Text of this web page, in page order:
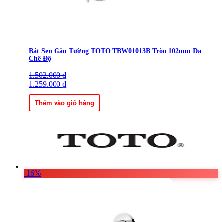
Bát Sen Gắn Tường TOTO TBW01013B Tròn 102mm Đa
Chế Độ
1.502.000₫
Giá
gốc
là:
1.502.000 ₫.
1.259.000 ₫
Giá
hiện
tại
là:
1.259.000 ₫.
Thêm vào giỏ hàng
-16%